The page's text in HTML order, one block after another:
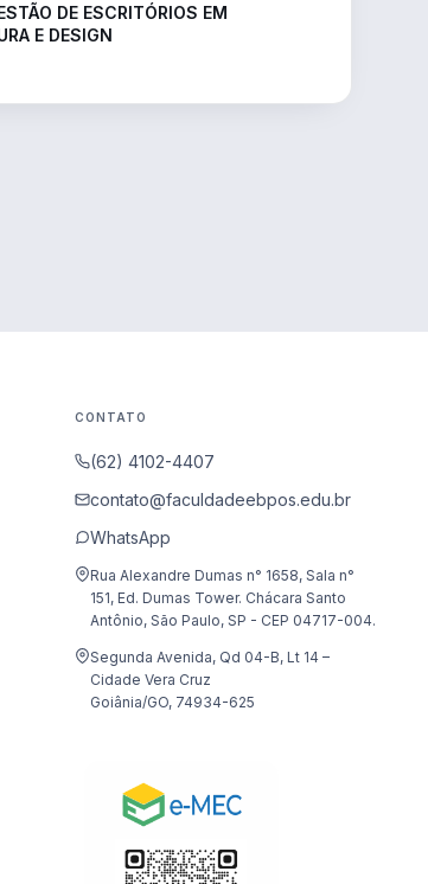
DE ESCRITÓRIOS EM
E DESIGN
CONTATO
(62) 4102-4407
contato@faculdadeebpos.edu.br
WhatsApp
Rua Alexandre Dumas n° 1658, Sala n°
151, Ed. Dumas Tower. Chácara Santo
Antônio, São Paulo, SP - CEP 04717-004.
Segunda Avenida, Qd 04-B, Lt 14 –
Cidade Vera Cruz
Goiânia/GO, 74934-625